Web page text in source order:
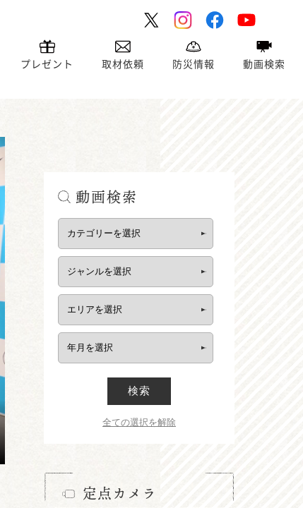
プレゼント 取材依頼 防災情報 動画検索
動画検索
検索
全ての選択を解除
定点カメラ